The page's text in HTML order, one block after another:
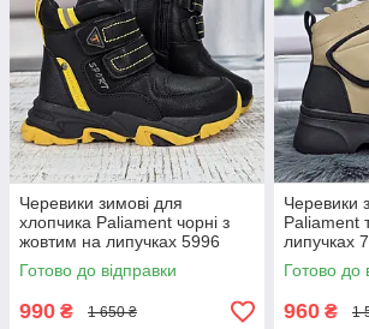
Черевики зимові для
хлопчика Paliament чорні з
жовтим на липучках 5996
Готово до відправки
990 ₴ 1 650 ₴
Черевики
Paliament
липучках
Готово до
960 ₴ 1